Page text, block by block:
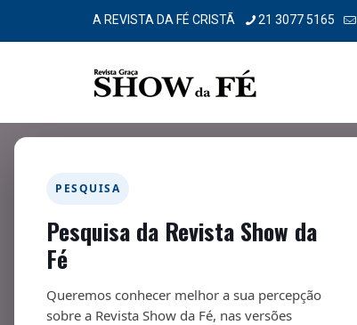
A REVISTA DA FÉ CRISTÃ 21 3077 5165
PESQUISA
Pesquisa da Revista Show da
Fé
Queremos conhecer melhor a sua percepção
sobre a Revista Show da Fé, nas versões
Telescópio – 289